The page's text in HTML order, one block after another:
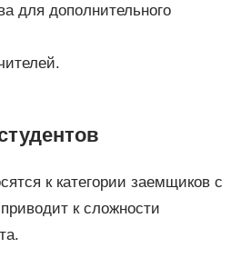
для дополнительного
к категории заемщиков с
к сложности